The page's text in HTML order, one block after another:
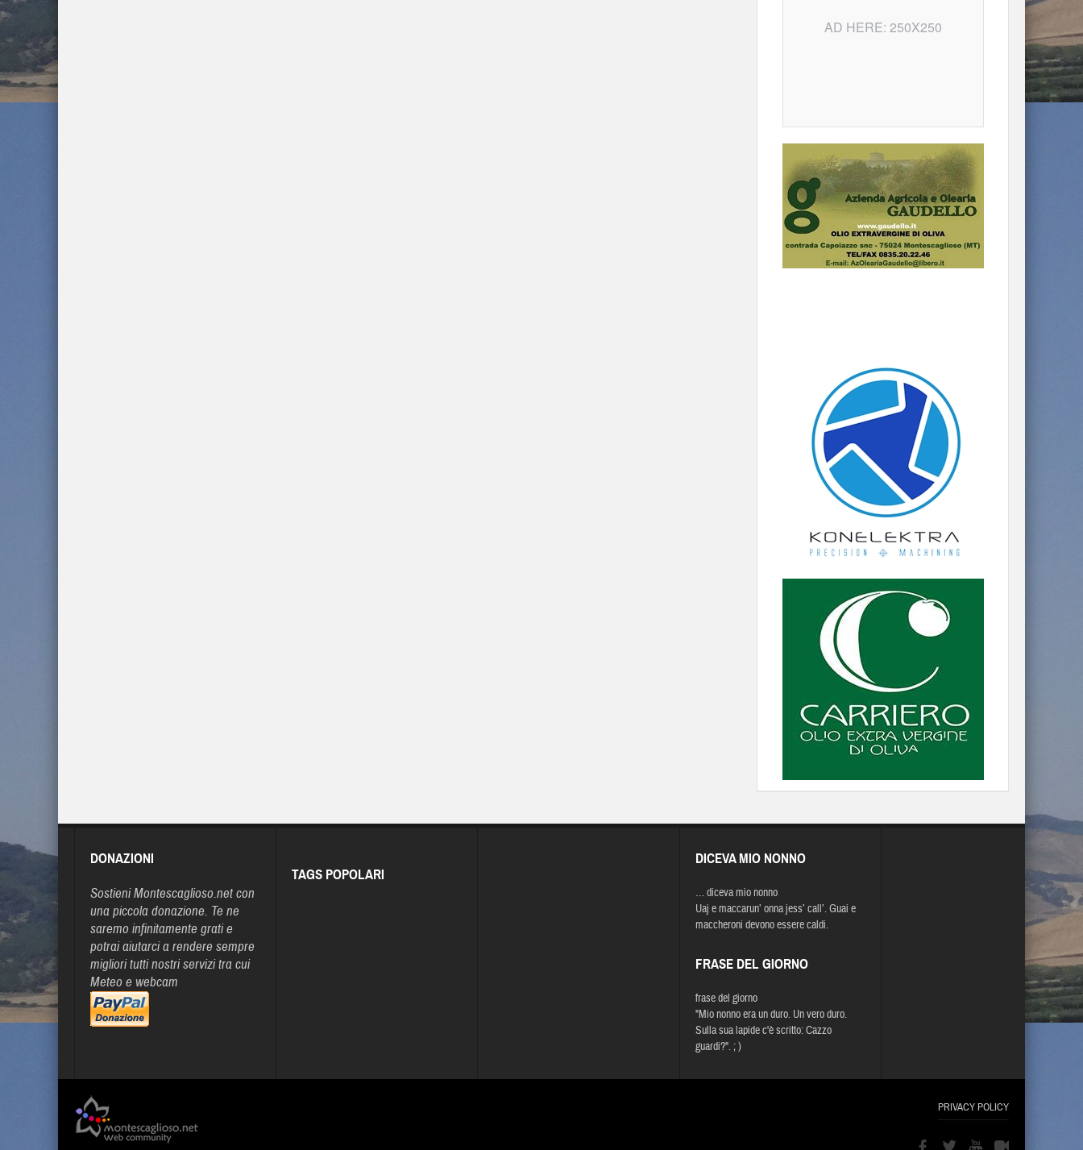
AD HERE: 250X250
DONAZIONI
Sostieni Montescaglioso.net con
una piccola donazione. Te ne
saremo infinitamente grati e
potrai aiutarci a rendere sempre
migliori tutti nostri servizi tra cui
Meteo e webcam
TAGS POPOLARI
DICEVA MIO NONNO
… diceva mio nonno
Uaj e maccarun’ onna jess’ call’. Guai e
maccheroni devono essere caldi.
FRASE DEL GIORNO
frase del giorno
"Mio nonno era un duro. Un vero duro.
Sulla sua lapide c'è scritto: Cazzo
guardi?". ; )
PRIVACY POLICY